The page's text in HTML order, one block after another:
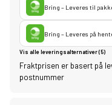
Bring – Leveres til
Bring – Leveres på
Vis alle leveringsalternativer (5)
Fraktprisen er basert på
postnummer